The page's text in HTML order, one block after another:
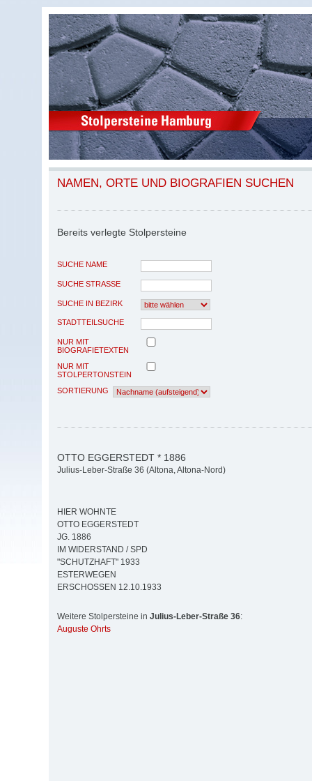
NAMEN, ORTE UND BIOGRAFIEN SUCHEN
Bereits verlegte Stolpersteine
SUCHE NAME
SUCHE STRASSE
SUCHE IN BEZIRK
STADTTEILSUCHE
NUR MIT
BIOGRAFIETEXTEN
NUR MIT
STOLPERTONSTEIN
SORTIERUNG
OTTO EGGERSTEDT * 1886
Julius-Leber-Straße 36 (Altona, Altona-Nord)
HIER WOHNTE
OTTO EGGERSTEDT
JG. 1886
IM WIDERSTAND / SPD
"SCHUTZHAFT" 1933
ESTERWEGEN
ERSCHOSSEN 12.10.1933
Weitere Stolpersteine in Julius-Leber-Straße 36:
Auguste Ohrts